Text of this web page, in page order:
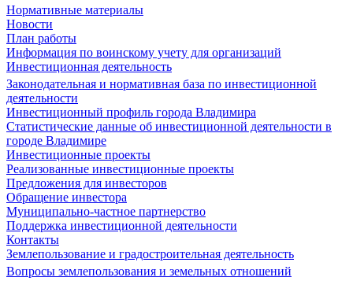
Нормативные материалы
Новости
План работы
Информация по воинскому учету для организаций
Инвестиционная деятельность
Законодательная и нормативная база по инвестиционной
деятельности
Инвестиционный профиль города Владимира
Статистические данные об инвестиционной деятельности в
городе Владимире
Инвестиционные проекты
Реализованные инвестиционные проекты
Предложения для инвесторов
Обращение инвестора
Муниципально-частное партнерство
Поддержка инвестиционной деятельности
Контакты
Землепользование и градостроительная деятельность
Вопросы землепользования и земельных отношений